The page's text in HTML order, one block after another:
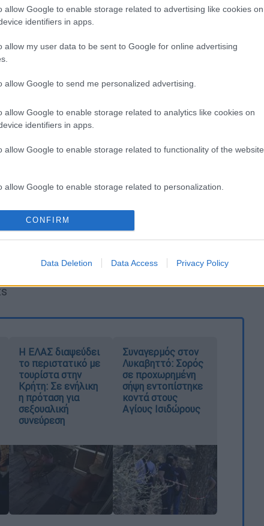
allow Google to enable storage related to advertising like cookies on
identifiers in apps.
allow my user data to be sent to Google for online advertising
allow Google to send me personalized advertising.
allow Google to enable storage related to analytics like cookies on
identifiers in apps.
allow Google to enable storage related to functionality of the website
allow Google to enable storage related to personalization.
allow Google to enable storage related to security, including
functionality and fraud prevention, and other user protection.
CONFIRM
Data Deletion Data Access Privacy Policy
θα προσπαθήσει να κάνει το πρώτο βήμα
δυνάμεων του ευρωπαϊκού μπάσκετ της
και τους νέους ομίλους που
της Ελλάδας στους «8» και όλους τους
για να πάρει το πολυπόθητο
(φάση «16»)
Sports
2
Η ΕΛΑΣ διαψεύδει
το περιστατικό με
τουρίστα στην
Κρήτη: Σε ενήλικη
η πρόταση για
σεξουαλική
συνεύρεση
Συναγερμός στον
Λυκαβηττό: Σορός
σε προχωρημένη
σήψη εντοπίστηκε
κοντά στους
Αγίους Ισιδώρους